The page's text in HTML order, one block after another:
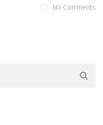
No Comments